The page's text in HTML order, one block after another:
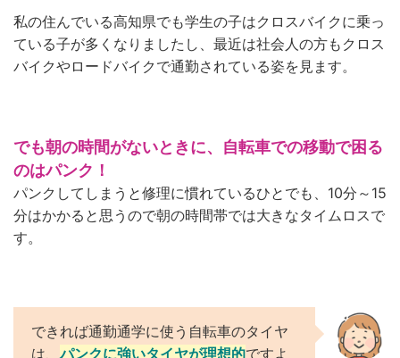
私の住んでいる高知県でも学生の子はクロスバイクに乗っ
ている子が多くなりましたし、 最近は社会人の方もクロス
バイクやロードバイクで通勤されている姿を見ます。
でも朝の時間がないときに、自転車での移動で困る
のはパンク！
パンクしてしまうと修理に慣れているひとでも、10分～15
分はかかると思うので朝の時間帯では大きなタイムロスで
す。
できれば通勤通学に使う自転車のタイヤ
は、パンクに強いタイヤが理想的ですよ